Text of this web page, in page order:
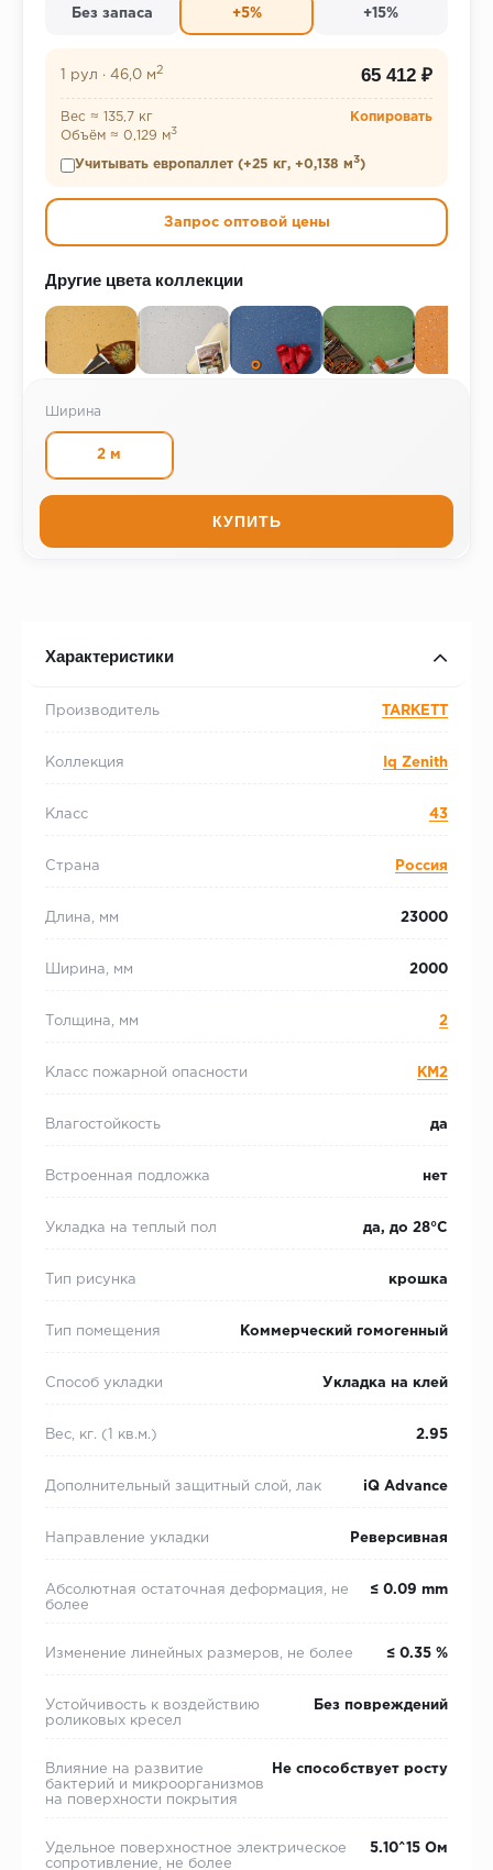
Без запаса +5% +15%
1 рул · 46,0 м 2 65 412 ₽
Вес ≈ 135,7 кг
Объём ≈ 0,129 м3
Копировать
Учитывать европаллет (+25 кг, +0,138 м3)
Запрос оптовой цены
Другие цвета коллекции
Ширина
2 м
КУПИТЬ
Характеристики
Производитель TARKETT
Коллекция Iq Zenith
Класс 43
Страна Россия
Длина, мм 23000
Ширина, мм 2000
Толщина, мм 2
Класс пожарной опасности КМ2
Влагостойкость да
Встроенная подложка нет
Укладка на теплый пол да, до 28°С
Тип рисунка крошка
Тип помещения Коммерческий гомогенный
Способ укладки Укладка на клей
Вес, кг. (1 кв.м.) 2.95
Дополнительный защитный слой, лак iQ Advance
Направление укладки Реверсивная
Абсолютная остаточная деформация, не
более
≤ 0.09 mm
Изменение линейных размеров, не более ≤ 0.35 %
Устойчивость к воздействию
роликовых кресел
Без повреждений
Влияние на развитие
бактерий и микроорганизмов
на поверхности покрытия
Не способствует росту
Удельное поверхностное электрическое
cопротивление, не более
5.10^15 Ом